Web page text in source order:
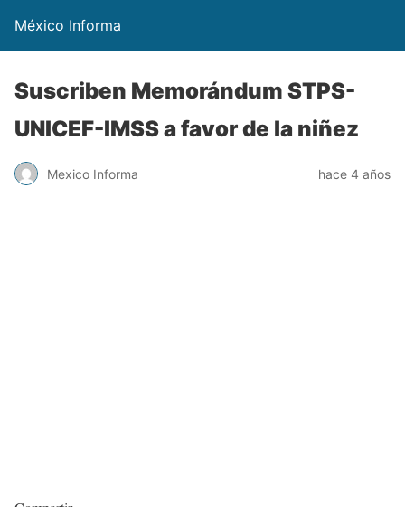
México Informa
Suscriben Memorándum STPS-
UNICEF-IMSS a favor de la niñez
Mexico Informa hace 4 años